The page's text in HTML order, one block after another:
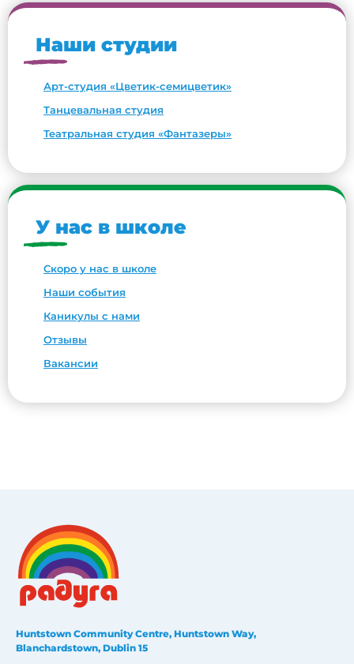
Наши студии
Арт-студия «Цветик-семицветик»
Танцевальная студия
Театральная студия «Фантазеры»
У нас в школе
Скоро у нас в школе
Наши события
Каникулы с нами
Отзывы
Вакансии
Huntstown Community Centre, Huntstown Way,
Blanchardstown, Dublin 15